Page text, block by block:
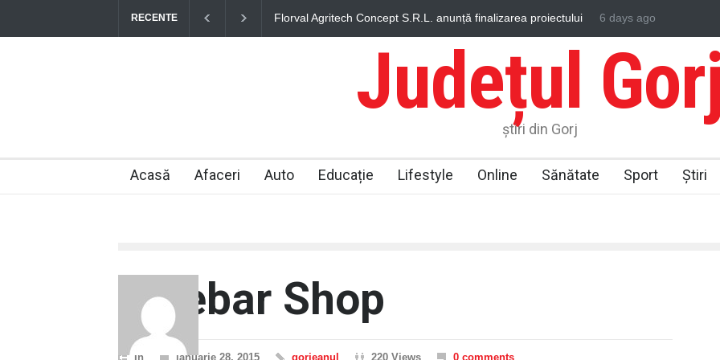
RECENTE
Florval Agritech Concept S.R.L. anunță finalizarea proiectului
finanțat prin Planul Național de Redresare și Reziliență
Ce domenii recrutează
6 days ago
Județul Gorj
știri din Gorj
Acasă Afaceri Auto Educație Lifestyle Online Sănătate Sport Știri
Sidebar Shop
In ianuarie 28, 2015 gorjeanul 220 Views 0 comments